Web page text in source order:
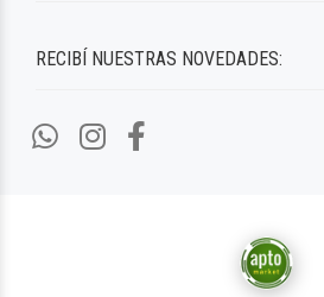
RECIBÍ NUESTRAS NOVEDADES: